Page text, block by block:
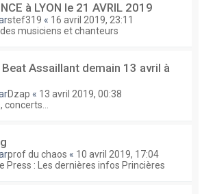
à LYON le 21 AVRIL 2019
stef319 « 16 avril 2019, 23:11
des musiciens et chanteurs
Assaillant demain 13 avril à
Dzap « 13 avril 2019, 00:38
concerts...
prof du chaos « 10 avril 2019, 17:04
Press : Les dernières infos Princières